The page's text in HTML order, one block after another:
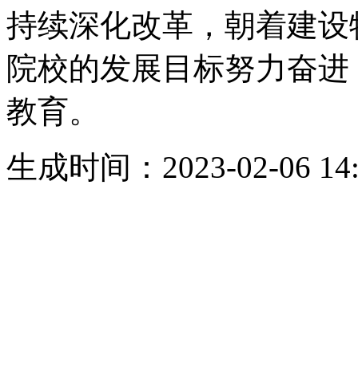
持续深化改革，朝着建
院校的发展目标努力奋
教育。
生成时间：2023-02-06